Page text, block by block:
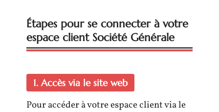
Étapes pour se connecter à votre
espace client Société Générale
1. Accès via le site web
Pour accéder à votre espace client via le